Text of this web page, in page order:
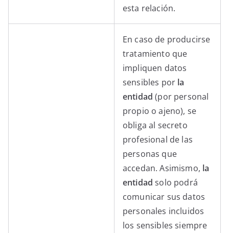
esta relación.
En caso de producirse
tratamiento que
impliquen datos
sensibles por la
entidad (por personal
propio o ajeno), se
obliga al secreto
profesional de las
personas que
accedan. Asimismo, la
entidad solo podrá
comunicar sus datos
personales incluidos
los sensibles siempre